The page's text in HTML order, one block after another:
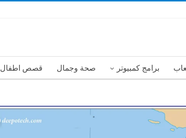
برامج كمبيوتر صحة وجمال قصص اطفال